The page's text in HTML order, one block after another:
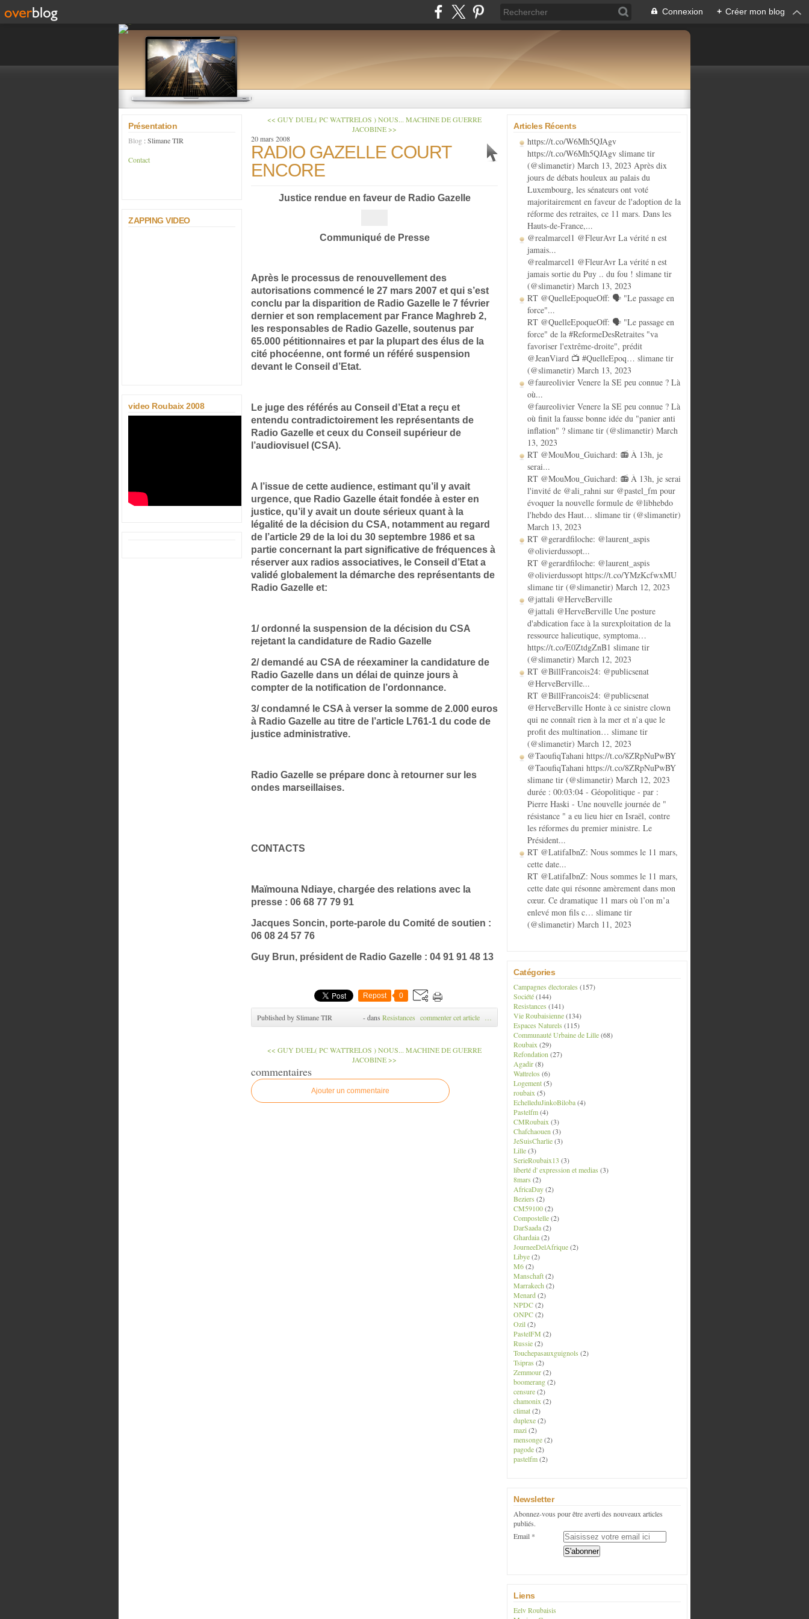
Connexion + Créer mon blog
Présentation
Blog : Slimane TIR
Contact
ZAPPING VIDEO
video Roubaix 2008
<< GUY DUEL( PC WATTRELOS ) NOUS... MACHINE DE GUERRE
JACOBINE >>
20 mars 2008
RADIO GAZELLE COURT
ENCORE
Justice rendue en faveur de Radio Gazelle
Communiqué de Presse
Après le processus de renouvellement des
autorisations commencé le 27 mars 2007 et qui s’est
conclu par la disparition de Radio Gazelle le 7 février
dernier et son remplacement par France Maghreb 2,
les responsables de Radio Gazelle, soutenus par
65.000 pétitionnaires et par la plupart des élus de la
cité phocéenne, ont formé un référé suspension
devant le Conseil d’Etat.
Le juge des référés au Conseil d’Etat a reçu et
entendu contradictoirement les représentants de
Radio Gazelle et ceux du Conseil supérieur de
l’audiovisuel (CSA).
A l’issue de cette audience, estimant qu’il y avait
urgence, que Radio Gazelle était fondée à ester en
justice, qu’il y avait un doute sérieux quant à la
légalité de la décision du CSA, notamment au regard
de l’article 29 de la loi du 30 septembre 1986 et sa
partie concernant la part significative de fréquences à
réserver aux radios associatives, le Conseil d’Etat a
validé globalement la démarche des représentants de
Radio Gazelle et:
1/ ordonné la suspension de la décision du CSA
rejetant la candidature de Radio Gazelle
2/ demandé au CSA de réexaminer la candidature de
Radio Gazelle dans un délai de quinze jours à
compter de la notification de l’ordonnance.
3/ condamné le CSA à verser la somme de 2.000 euros
à Radio Gazelle au titre de l’article L761-1 du code de
justice administrative.
Radio Gazelle se prépare donc à retourner sur les
ondes marseillaises.
CONTACTS
Maïmouna Ndiaye, chargée des relations avec la
presse : 06 68 77 79 91
Jacques Soncin, porte-parole du Comité de soutien :
06 08 24 57 76
Guy Brun, président de Radio Gazelle : 04 91 91 48 13
Repost 0
Published by Slimane TIR -dans Resistances commenter cet article …
<< GUY DUEL( PC WATTRELOS ) NOUS... MACHINE DE GUERRE
JACOBINE >>
commentaires
Ajouter un commentaire
Articles Récents
https://t.co/W6Mh5QJAgv
https://t.co/W6Mh5QJAgv slimane tir
(@slimanetir) March 13, 2023 Après dix
jours de débats houleux au palais du
Luxembourg, les sénateurs ont voté
majoritairement en faveur de l'adoption de la
réforme des retraites, ce 11 mars. Dans les
Hauts-de-France,...
@realmarcel1 @FleurAvr La vérité n est
jamais...
@realmarcel1 @FleurAvr La vérité n est
jamais sortie du Puy .. du fou ! slimane tir
(@slimanetir) March 13, 2023
RT @QuelleEpoqueOff: 🗣️ "Le passage en
force"...
RT @QuelleEpoqueOff: 🗣️ "Le passage en
force" de la #ReformeDesRetraites "va
favoriser l'extrême-droite", prédit
@JeanViard 📺 #QuelleEpoq… slimane tir
(@slimanetir) March 13, 2023
@faureolivier Venere la SE peu connue ? Là
où...
@faureolivier Venere la SE peu connue ? Là
où finit la fausse bonne idée du "panier anti
inflation" ? slimane tir (@slimanetir) March
13, 2023
RT @MouMou_Guichard: 📻 À 13h, je
serai...
RT @MouMou_Guichard: 📻 À 13h, je serai
l'invité de @ali_rahni sur @pastel_fm pour
évoquer la nouvelle formule de @libhebdo
l'hebdo des Haut… slimane tir (@slimanetir)
March 13, 2023
RT @gerardfiloche: @laurent_aspis
@olivierdussopt...
RT @gerardfiloche: @laurent_aspis
@olivierdussopt https://t.co/YMzKcfwxMU
slimane tir (@slimanetir) March 12, 2023
@jattali @HerveBerville
@jattali @HerveBerville Une posture
d'abdication face à la surexploitation de la
ressource halieutique, symptoma…
https://t.co/E0ZtdgZnB1 slimane tir
(@slimanetir) March 12, 2023
RT @BillFrancois24: @publicsenat
@HerveBerville...
RT @BillFrancois24: @publicsenat
@HerveBerville Honte à ce sinistre clown
qui ne connaît rien à la mer et n’a que le
profit des multination… slimane tir
(@slimanetir) March 12, 2023
@TaoufiqTahani https://t.co/8ZRpNuPwBY
@TaoufiqTahani https://t.co/8ZRpNuPwBY
slimane tir (@slimanetir) March 12, 2023
durée : 00:03:04 - Géopolitique - par :
Pierre Haski - Une nouvelle journée de "
résistance " a eu lieu hier en Israël, contre
les réformes du premier ministre. Le
Président...
RT @LatifaIbnZ: Nous sommes le 11 mars,
cette date...
RT @LatifaIbnZ: Nous sommes le 11 mars,
cette date qui résonne amèrement dans mon
cœur. Ce dramatique 11 mars où l’on m’a
enlevé mon fils c… slimane tir
(@slimanetir) March 11, 2023
Catégories
Campagnes électorales (157)
Société(144)
Resistances (141)
Vie Roubaisienne(134)
Espaces Naturels (115)
Communauté Urbaine de Lille(68)
Roubaix (29)
Refondation (27)
Agadir(8)
Wattrelos (6)
Logement(5)
roubaix (5)
EchelleduJinkoBiloba(4)
Pastelfm(4)
CMRoubaix (3)
Chafchaouen (3)
JeSuisCharlie(3)
Lille(3)
SerieRoubaix13 (3)
liberté d' expression et medias (3)
8mars (2)
AfricaDay(2)
Beziers (2)
CM59100(2)
Compostelle(2)
DarSaada(2)
Ghardaia(2)
JourneeDelAfrique(2)
Libye(2)
M6(2)
Manschaft(2)
Marrakech (2)
Menard(2)
NPDC(2)
ONPC(2)
Ozil(2)
PastelFM (2)
Russie(2)
Touchepasauxguignols (2)
Tsipras (2)
Zemmour(2)
boomerang(2)
censure(2)
chamonix (2)
climat(2)
duplexe(2)
mazi(2)
mensonge(2)
pagode(2)
pastelfm(2)
Newsletter
Abonnez-vous pour être averti des nouveaux articles
publiés.
Email
Liens
Eelv Roubaisis